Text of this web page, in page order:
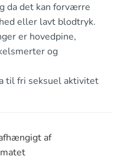
da det kan forværre
eller lavt blodtryk.
er hovedpine,
og
til fri seksuel aktivitet
af